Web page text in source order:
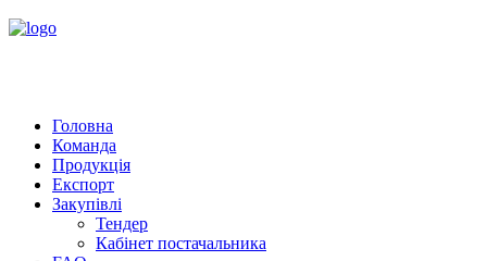
Головна
Команда
Продукція
Експорт
Закупівлі
Тендер
Кабінет постачальника